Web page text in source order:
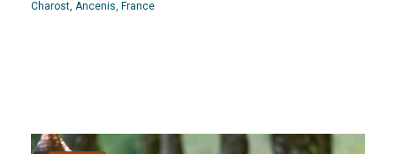
Charost, Ancenis, France